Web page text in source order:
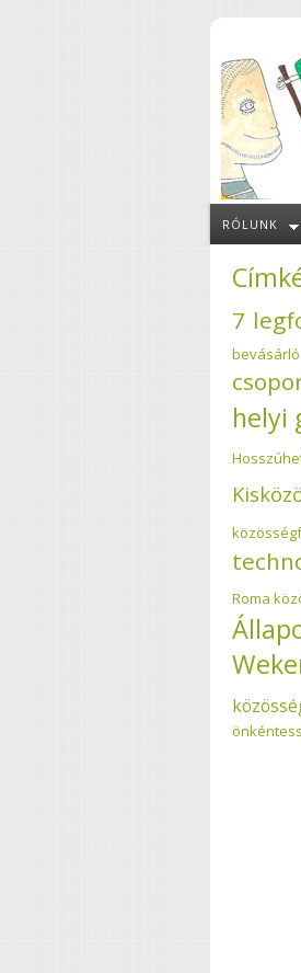
RÓLUNK
7
helyi
Roma